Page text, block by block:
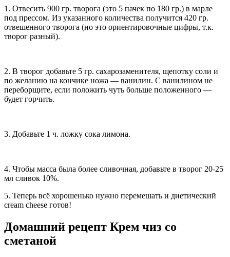
1. Отвесить 900 гр. творога (это 5 пачек по 180 гр.) в марле
под прессом. Из указанного количества получится 420 гр.
отвешенного творога (но это ориентировочные цифры, т.к.
творог разный).
2. В творог добавьте 5 гр. сахарозаменителя, щепотку соли и
по желанию на кончике ножа — ванилин. С ванилином не
переборщите, если положить чуть больше положенного —
будет горчить.
3. Добавьте 1 ч. ложку сока лимона.
4. Чтобы масса была более сливочная, добавьте в творог 20-25
мл сливок 10%.
5. Теперь всё хорошенько нужно перемешать и диетический
cream cheese готов!
Домашний рецепт Крем чиз со
сметаной